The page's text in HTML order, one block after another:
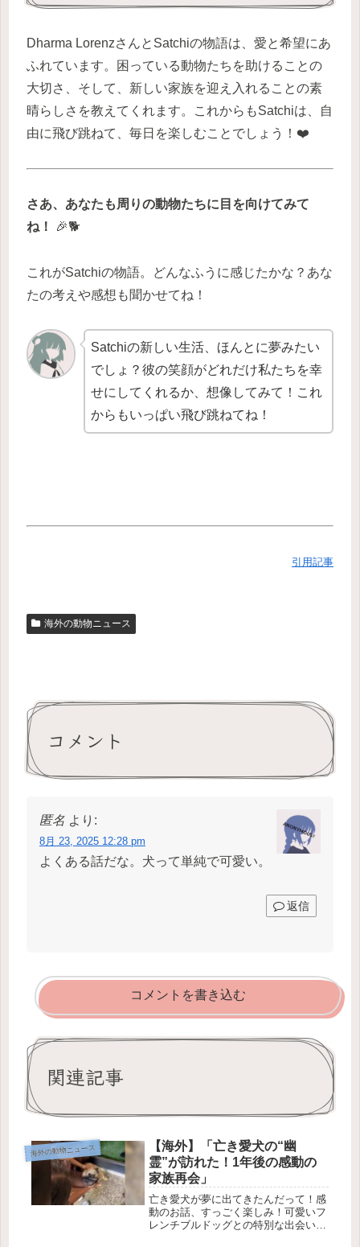
Dharma LorenzさんとSatchiの物語は、愛と希望にあ
ふれています。困っている動物たちを助けることの
大切さ、そして、新しい家族を迎え入れることの素
晴らしさを教えてくれます。これからもSatchiは、自
由に飛び跳ねて、毎日を楽しむことでしょう！❤️
さあ、あなたも周りの動物たちに目を向けてみて
ね！
🎉🐕
これがSatchiの物語。どんなふうに感じたかな？あな
たの考えや感想も聞かせてね！
Satchiの新しい生活、ほんとに夢みたい
でしょ？彼の笑顔がどれだけ私たちを幸
せにしてくれるか、想像してみて！これ
からもいっぱい飛び跳ねてね！
引用記事
海外の動物ニュース
コメント
匿名 より:
8月 23, 2025 12:28 pm
よくある話だな。犬って単純で可愛い。
返信
コメントを書き込む
関連記事
海外の動物ニュース
【海外】「亡き愛犬の“幽
霊”が訪れた！1年後の感動の
家族再会」
亡き愛犬が夢に出てきたんだって！感
動のお話、すっごく楽しみ！可愛いフ
レンチブルドッグとの特別な出会い